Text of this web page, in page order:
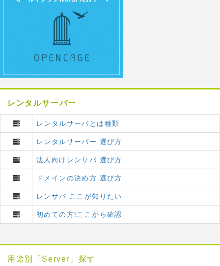
レンタルサーバー
レンタルサーバとは種類
レンタルサーバー 選び方
法人向けレンサバ 選び方
ドメインの決め方 選び方
レンサバ ここが知りたい
初めての方!ここから確認
用途別「Server」探す